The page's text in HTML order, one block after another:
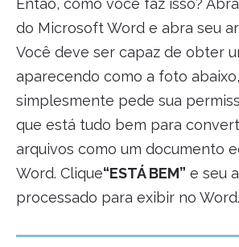
Então, como você faz isso?
do Microsoft Word e abra seu
Você deve ser capaz de obter
aparecendo como a foto
simplesmente pede sua
que está tudo bem para
arquivos como um documento
Word. Clique“ESTÁ BEM” e seu
processado para exibir no Word.